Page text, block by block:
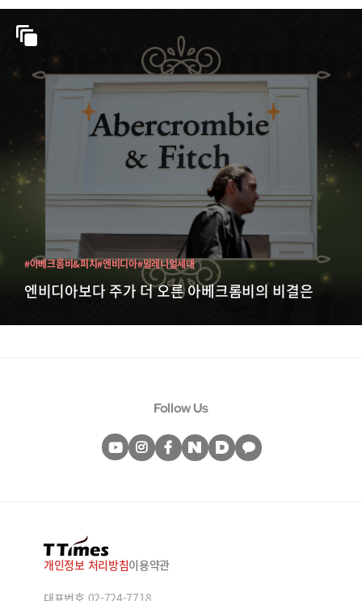
엔비디아보다 주가 더 오른 아베크롬비의 비결은
#아베크롬비&피치#엔비디아#밀레니얼세대
Follow Us
개인정보 처리방침이용약관
대표번호 02-724-7718